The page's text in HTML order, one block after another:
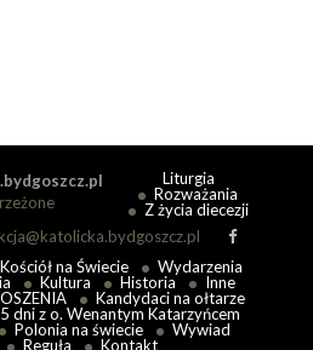
Liturgia
Rozważania
Z życia diecezji
Kościół na Świecie
Wydarzenia
Kultura Historia
Inne
Kandydaci na ołtarze
dni z o. Wenantym Katarzyńcem
Polonia na świecie
Wywiad
Reguła Kontakt